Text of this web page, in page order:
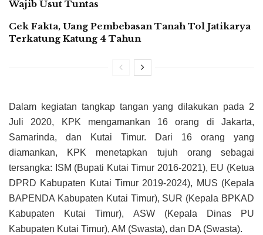
Wajib Usut Tuntas
Cek Fakta, Uang Pembebasan Tanah Tol Jatikarya
Terkatung Katung 4 Tahun
Dalam kegiatan tangkap tangan yang dilakukan pada 2
Juli 2020, KPK mengamankan 16 orang di Jakarta,
Samarinda, dan Kutai Timur. Dari 16 orang yang
diamankan, KPK menetapkan tujuh orang sebagai
tersangka: ISM (Bupati Kutai Timur 2016-2021), EU (Ketua
DPRD Kabupaten Kutai Timur 2019-2024), MUS (Kepala
BAPENDA Kabupaten Kutai Timur), SUR (Kepala BPKAD
Kabupaten Kutai Timur), ASW (Kepala Dinas PU
Kabupaten Kutai Timur), AM (Swasta), dan DA (Swasta).